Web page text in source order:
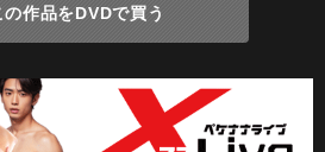
の作品をDVDで買う